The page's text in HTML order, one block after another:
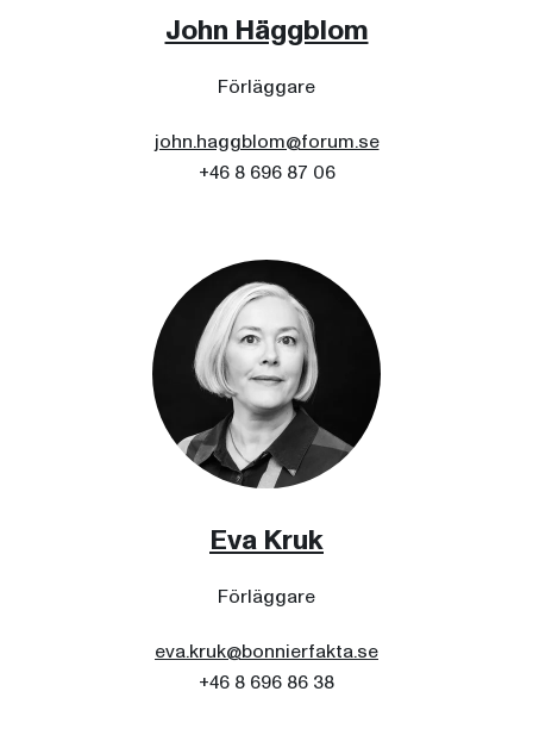
John Häggblom
Förläggare
john.haggblom@forum.se
+46 8 696 87 06
Eva Kruk
Förläggare
eva.kruk@bonnierfakta.se
+46 8 696 86 38